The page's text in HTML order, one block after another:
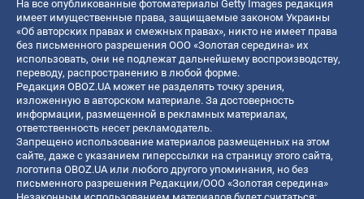
На все опубликованные фотоматериалы Getty Images редакция
имеет имущественные права, защищаемые законом Украины
«Об авторских правах и смежных правах», никто не имеет права
без письменного разрешения ООО «Золотая середина» их
использовать, они не подлежат дальнейшему воспроизводству,
переводу, распространению в любой форме.
Редакция OBOZ.UA может не разделять точку зрения,
изложенную в авторском материале. За достоверность
информации, размещенной в рекламных материалах,
ответственность несет рекламодатель.
Запрещено использование материалов размещенных на этом
сайте, даже с указанием гиперссылки на страницу этого сайта,
логотипа OBOZ.UA или любого другого упоминания, но без
письменного разрешения Редакции/ООО «Золотая середина»